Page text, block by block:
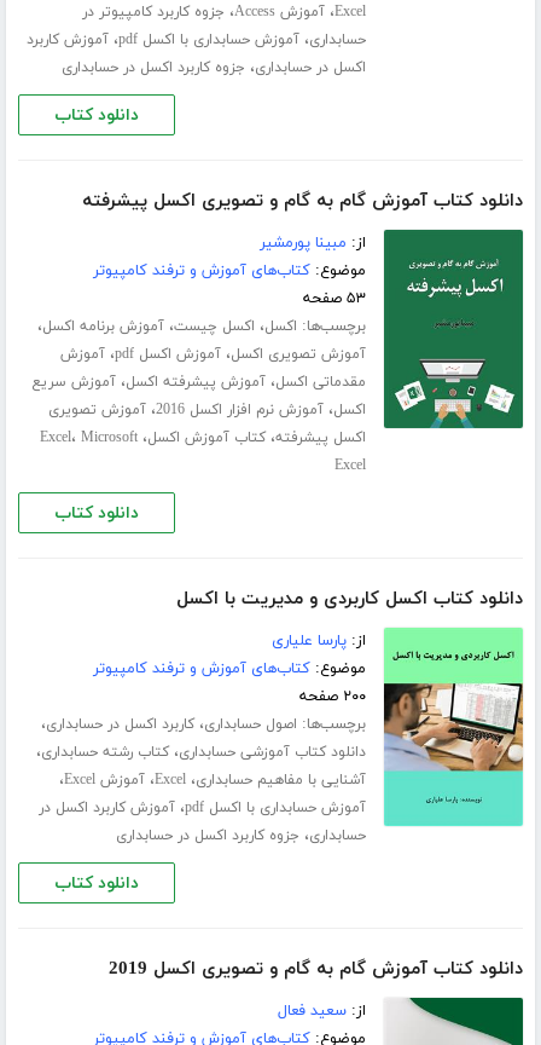
Excel،آموزش Access ، جزوه کاربرد کامپیوتر در
حسابداری،آموزش حسابداری با اکسل pdf ،آموزش کاربرد
اکسل در حسابداری، جزوه کاربرد اکسل در حسابداری
دانلود کتاب
دانلود کتاب آموزش گام به گام و تصویری اکسل پیشرفته
از: مبینا پورمشیر
موضوع:کتاب‌های آموزش و ترفند کامپیوتر
۵۳ صفحه
برچسب‌ها: اکسل، اکسل چیست،آموزش برنامه اکسل،
آموزش تصویری اکسل،آموزش اکسل pdf ،آموزش
مقدماتی اکسل،آموزش پیشرفته اکسل،آموزش سریع
اکسل،آموزش نرم افزار اکسل 2016 ،آموزش تصویری
اکسل پیشرفته،کتاب آموزش اکسل، Excel، Microsoft
Excel
دانلود کتاب
دانلود کتاب اکسل کاربردی و مدیریت با اکسل
از:پارسا علیاری
موضوع:کتاب‌های آموزش و ترفند کامپیوتر
۲۰۰ صفحه
برچسب‌ها: اصول حسابداری،کاربرد اکسل در حسابداری،
دانلود کتاب آموزشی حسابداری،کتاب رشته حسابداری،
آشنایی با مفاهیم حسابداری،Excel،آموزش Excel ،
آموزش حسابداری با اکسل pdf ،آموزش کاربرد اکسل در
حسابداری، جزوه کاربرد اکسل در حسابداری
دانلود کتاب
دانلود کتاب آموزش گام به گام و تصویری اکسل 2019
از:سعید فعال
موضوع:کتاب‌های آموزش و ترفند کامپیوتر